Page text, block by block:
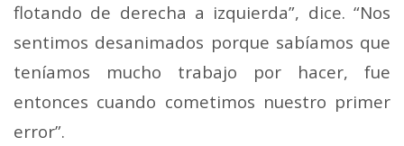
flotando de derecha a izquierda”, dice. “Nos
sentimos desanimados porque sabíamos que
teníamos mucho trabajo por hacer, fue
entonces cuando cometimos nuestro primer
error”.